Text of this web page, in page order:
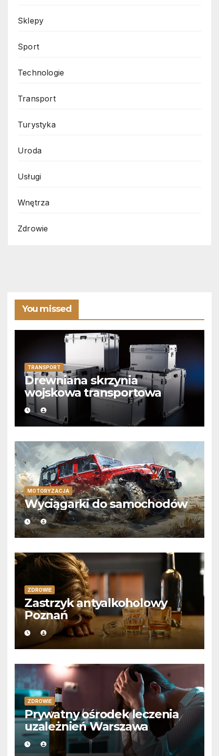
Sklepy
Sport
Technologie
Transport
Turystyka
Uroda
Usługi
Wnętrza
Zdrowie
You missed
TRANSPORT
Drewniana skrzynia
wojskowa transportowa
MOTORYZACJA
Wyciągarki do samochodów
ZDROWIE
Zastrzyk antyalkoholowy
Poznań
ZDROWIE
Prywatny ośrodek leczenia
uzależnień Warszawa